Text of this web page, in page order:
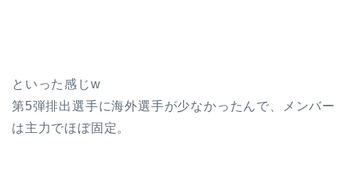
といった感じw
第5弾排出選手に海外選手が少なかったんで、メンバー
は主力でほぼ固定。